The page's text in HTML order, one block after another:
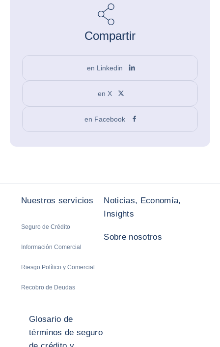
Compartir
en Linkedin
en X
en Facebook
Nuestros servicios
Seguro de Crédito
Información Comercial
Riesgo Político y Comercial
Recobro de Deudas
Noticias, Economía,
Insights
Sobre nosotros
Glosario de
términos de seguro